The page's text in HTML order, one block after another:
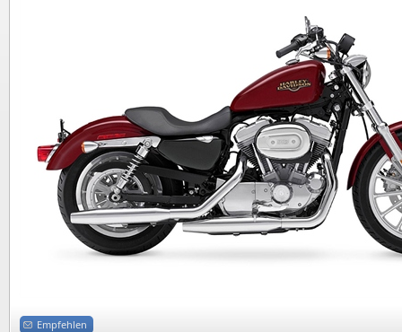
Empfehlen